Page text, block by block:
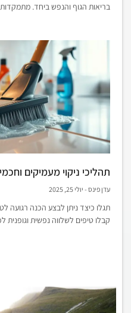
בריאות הגוף והנפש ביחד.
תהליכי ניקוי מעמיקים
עדן פינס יולי 25, 2025
תגלו כיצד ניתן לבצע הכנה רגועה
קבלו טיפים לשלווה נפשית וגופנית